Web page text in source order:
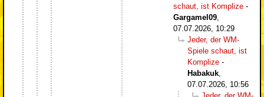
schaut, ist Komplize -
Gargamel09
07.07.2026, 10:29
Jeder, der WM-
Spiele schaut, ist
Komplize -
Habakuk
07.07.2026, 10:56